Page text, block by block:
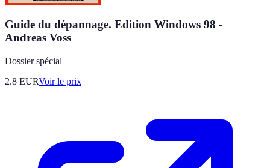
Guide du dépannage. Edition Windows 98 -
Andreas Voss
Dossier spécial
2.8 EURVoir le prix